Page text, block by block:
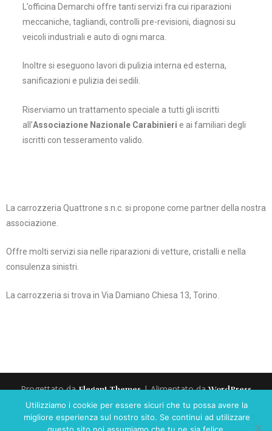
L’officina Demarchi offre tanti servizi fra cui riparazioni
meccaniche, tagliandi, controlli pre-revisioni, diagnosi su
veicoli industriali e auto di ogni marca.
Inoltre si eseguono lavori di pulizia interna ed esterna,
sanificazioni e pulizia dei sedili.
Riserviamo un trattamento speciale a tutti gli iscritti
all’Associazione Nazionale Carabinieri e ai familiari degli
iscritti con tesseramento valido.
La carrozzeria Quattrone s.n.c. si propone come partner della nostra
associazione.
Offre molti servizi sia nelle riparazioni di vetture, cristalli e nella
consulenza sinistri.
La carrozzeria si trova in Via Damiano Chiesa 13, Torino.
Progettato daElegant Themes| Alimentato daWordPress
Home ANC Comunica
Gruppo O.D.V
Convenzioni per i soci
News Anc Settimo Foto ANC
Utilizziamo i cookie per essere sicuri che tu possa avere la
migliore esperienza sul nostro sito. Se continui ad utilizzare